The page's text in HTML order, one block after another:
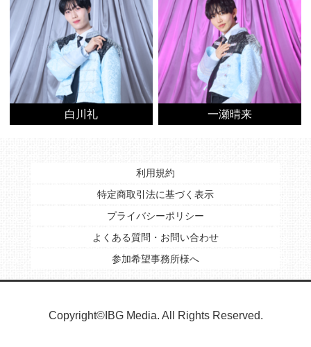
白川礼 一瀬晴来
利用規約
特定商取引法に基づく表示
プライバシーポリシー
よくある質問・お問い合わせ
参加希望事務所様へ
Copyright©IBG Media. All Rights Reserved.